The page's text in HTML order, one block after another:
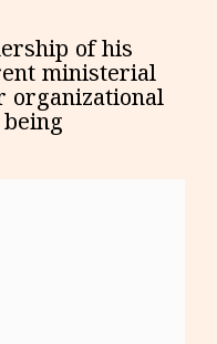
of his
ministerial
organizational